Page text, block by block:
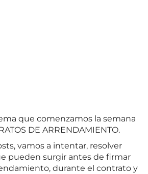
que comenzamos la semana
DE ARRENDAMIENTO.
vamos a intentar, resolver
pueden surgir antes de firmar
durante el contrato y